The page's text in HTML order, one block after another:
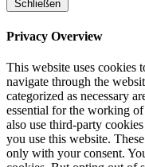
Schließen
Privacy Overview
This website uses cookies
navigate through the
categorized as necessary
essential for the working
also use third-party
you use this website.
only with your consent.